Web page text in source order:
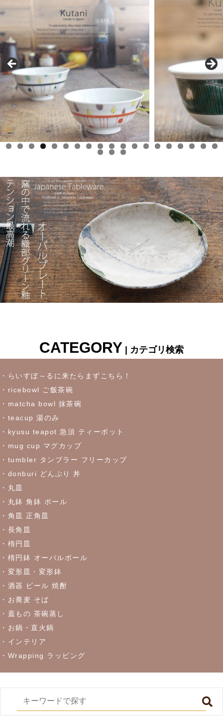
0 1 2 3 4 5 6 7 8 9
0 1 2
CATEGORY | カテゴリ検索
・らいすぼ～るに来たらまずこちら！
・ricebowl ご飯茶碗
・matcha bowl 抹茶碗
・teacup 湯のみ
・kyusu teapot 急須 ティーポット
・mug cup マグカップ
・tumbler タンブラー フリーカップ
・donburi どんぶり 丼
・丸皿
・丸鉢 角鉢 ボール
・角皿 正角皿
・長角皿
・楕円皿
・楕円鉢 オーバルボール
・変形皿・変形鉢
・酒器 ビール 焼酎
・お蕎麦 そば
・蓋もの 茶碗蒸し
・お鍋・直火鍋
・インテリア
・Wrapping ラッピング